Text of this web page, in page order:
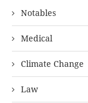
Notables
Medical
Climate Change
Law